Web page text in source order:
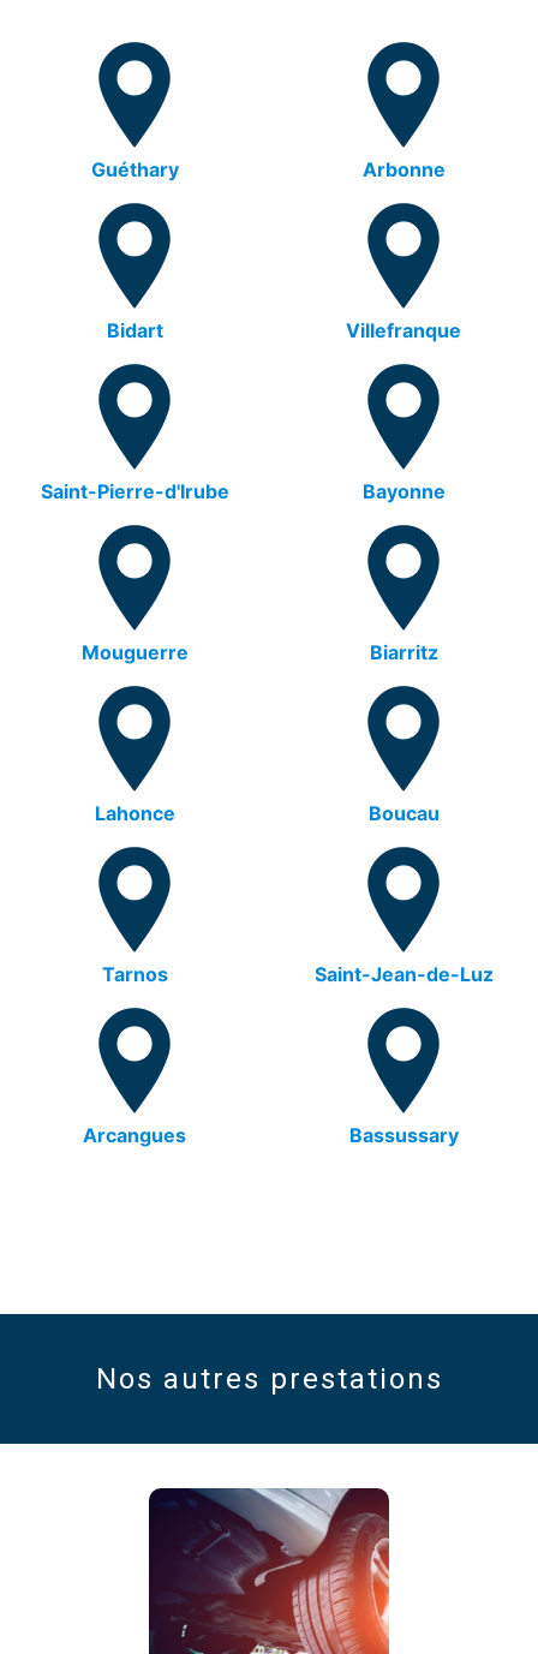
Guéthary Arbonne
Bidart Villefranque
Saint-Pierre-d'Irube Bayonne
Mouguerre Biarritz
Lahonce Boucau
Tarnos Saint-Jean-de-Luz
Arcangues Bassussary
Nos autres prestations